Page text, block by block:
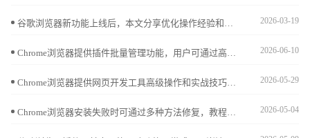
谷歌浏览器新功能上线后，本文分享优化操作经验和实用技巧，帮助用户快速掌握功能，提高浏览效率和操作便捷性。 2026-03-19
Chrome浏览器提供插件批量管理功能，用户可通过高效安装与卸载方法优化扩展使用，保持浏览器性能流畅稳定。 2026-06-10
Chrome浏览器提供网页开发工具高级操作和实战技巧，教程讲解方法，帮助开发者优化调试流程，提高网页开发效率。 2026-05-29
Chrome浏览器安装失败时可通过多种方法修复，教程详细分析常见错误原因，并给出实用解决方案，帮助用户顺利完成安装。 2026-05-04